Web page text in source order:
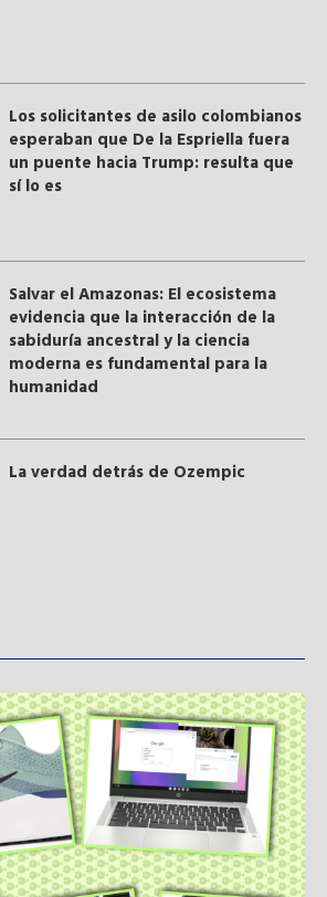
Los solicitantes de asilo colombianos
esperaban que De la Espriella fuera
un puente hacia Trump: resulta que
sí lo es
Salvar el Amazonas: El ecosistema
evidencia que la interacción de la
sabiduría ancestral y ​la ciencia
moderna​ es fundamental para la
humanidad
La verdad detrás de Ozempic